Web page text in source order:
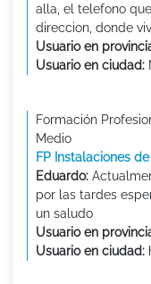
alla, el telefono
direccion, donde
Usuario en
Usuario en ciudad:
Formación
Medio
FP Instalaciones
Eduardo:
por las tardes
un saludo
Usuario en
Usuario en ciudad: